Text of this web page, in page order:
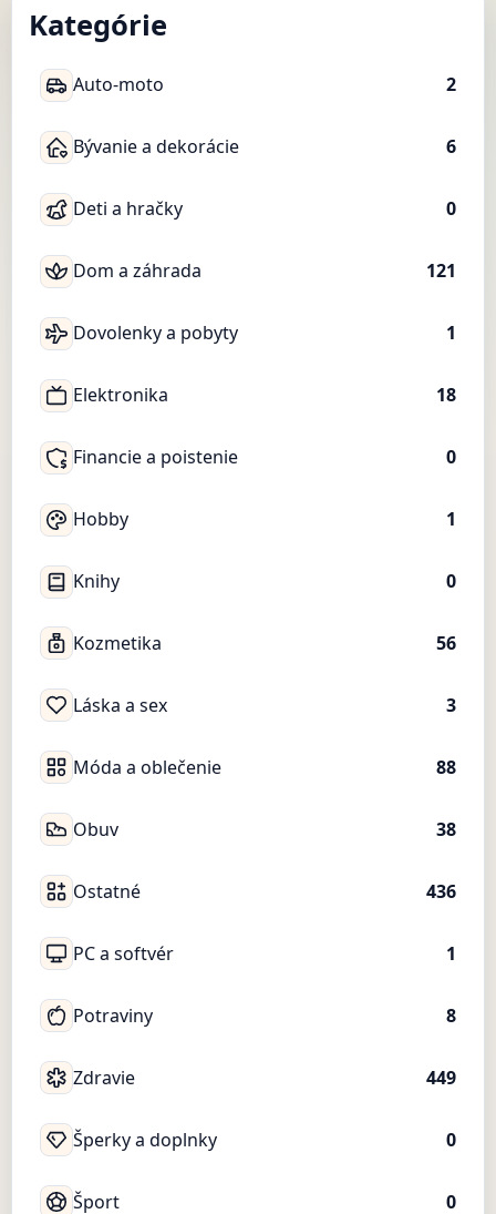
Kategórie
Auto-moto 2
Bývanie a dekorácie 6
Deti a hračky 0
Dom a záhrada 121
Dovolenky a pobyty 1
Elektronika 18
Financie a poistenie 0
Hobby 1
Knihy 0
Kozmetika 56
Láska a sex 3
Móda a oblečenie 88
Obuv 38
Ostatné 436
PC a softvér 1
Potraviny 8
Zdravie 449
Šperky a doplnky 0
Šport 0